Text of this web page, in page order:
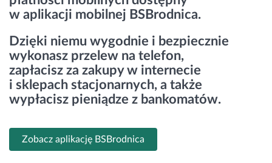
w aplikacji mobilnej BSBrodnica.
Dzięki niemu wygodnie i bezpiecznie
wykonasz przelew na telefon,
zapłacisz za zakupy w internecie
i sklepach stacjonarnych, a także
wypłacisz pieniądze z bankomatów.
Zobacz aplikację BSBrodnica